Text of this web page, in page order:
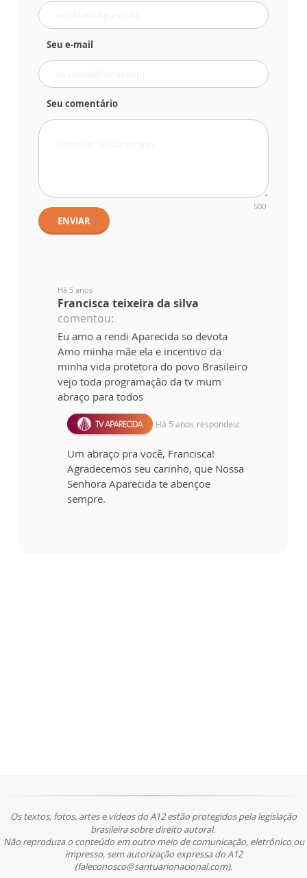
Seu e-mail
Seu comentário
500
ENVIAR
Há 5 anos
Francisca teixeira da silva
comentou:
Eu amo a rendi Aparecida so devota
Amo minha mãe ela e incentivo da
minha vida protetora do povo Brasileiro
vejo toda programação da tv mum
abraço para todos
Há 5 anos respondeu:
Um abraço pra você, Francisca!
Agradecemos seu carinho, que Nossa
Senhora Aparecida te abençoe
sempre.
Os textos, fotos, artes e vídeos do A12 estão protegidos pela legislação
brasileira sobre direito autoral.
Não reproduza o conteúdo em outro meio de comunicação, eletrônico ou
impresso, sem autorização expressa do A12
(faleconosco@santuarionacional.com).